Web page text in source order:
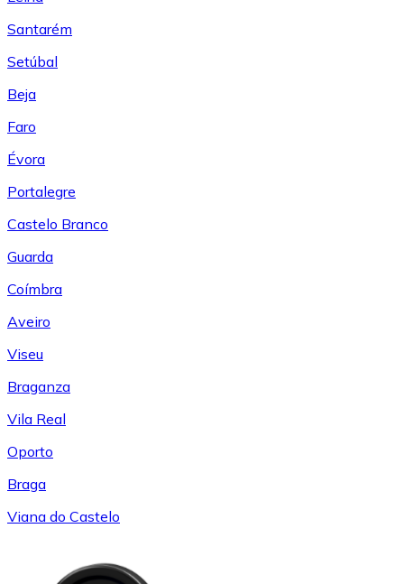
Santarém
Setúbal
Beja
Faro
Évora
Portalegre
Castelo Branco
Guarda
Coímbra
Aveiro
Viseu
Braganza
Vila Real
Oporto
Braga
Viana do Castelo